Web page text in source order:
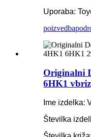
Uporaba:
poizvedba
Originalni
6HK1
Ime izdelka:
Številka